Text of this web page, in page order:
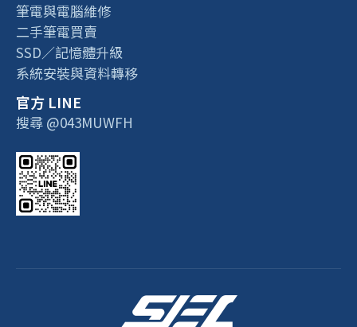
筆電與電腦維修
二手筆電買賣
SSD／記憶體升級
系統安裝與資料轉移
官方 LINE
搜尋 @043MUWFH